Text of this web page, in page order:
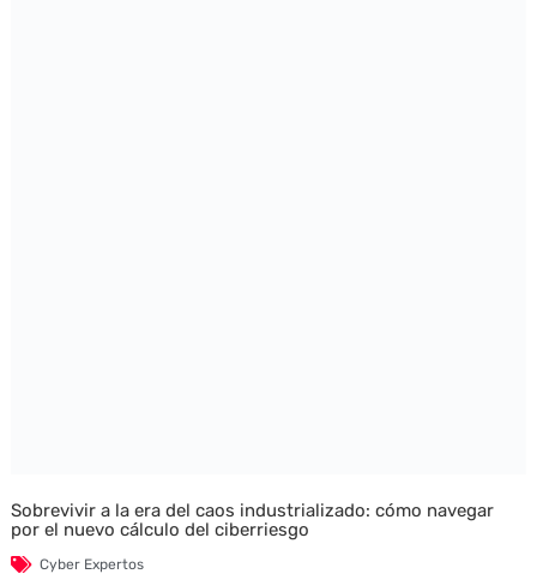
Sobrevivir a la era del caos industrializado: cómo navegar
por el nuevo cálculo del ciberriesgo
Cyber Expertos